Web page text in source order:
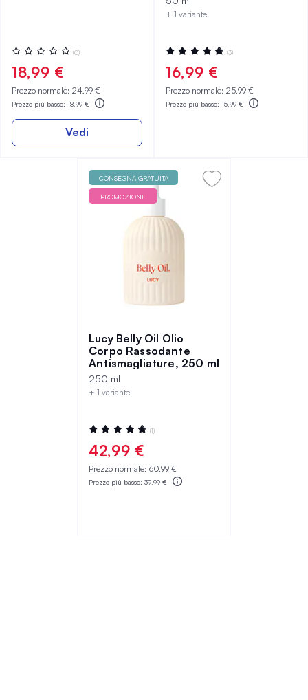
Valutazione:
0%
(0)
18,99 €
Prezzo normale: 24,99 €
Prezzo più basso: 18,99 €
Vedi
+ 1 variante
Valutazione:
100%
(3)
16,99 €
Prezzo normale: 25,99 €
Prezzo più basso: 15,99 €
CONSEGNA GRATUITA
PROMOZIONE
Lucy Belly Oil Olio
Corpo Rassodante
Antismagliature, 250 ml
250 ml
+ 1 variante
Valutazione:
100%
(1)
42,99 €
Prezzo normale: 60,99 €
Prezzo più basso: 39,99 €